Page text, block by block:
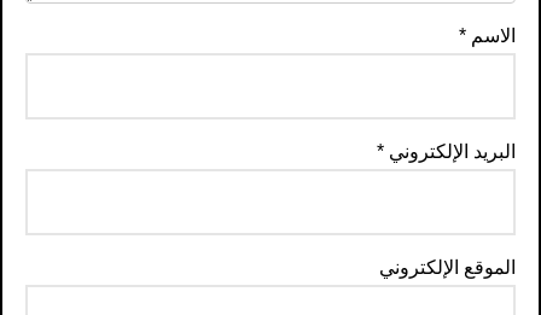
الاسم*
البريد الإلكتروني*
الموقع الإلكتروني